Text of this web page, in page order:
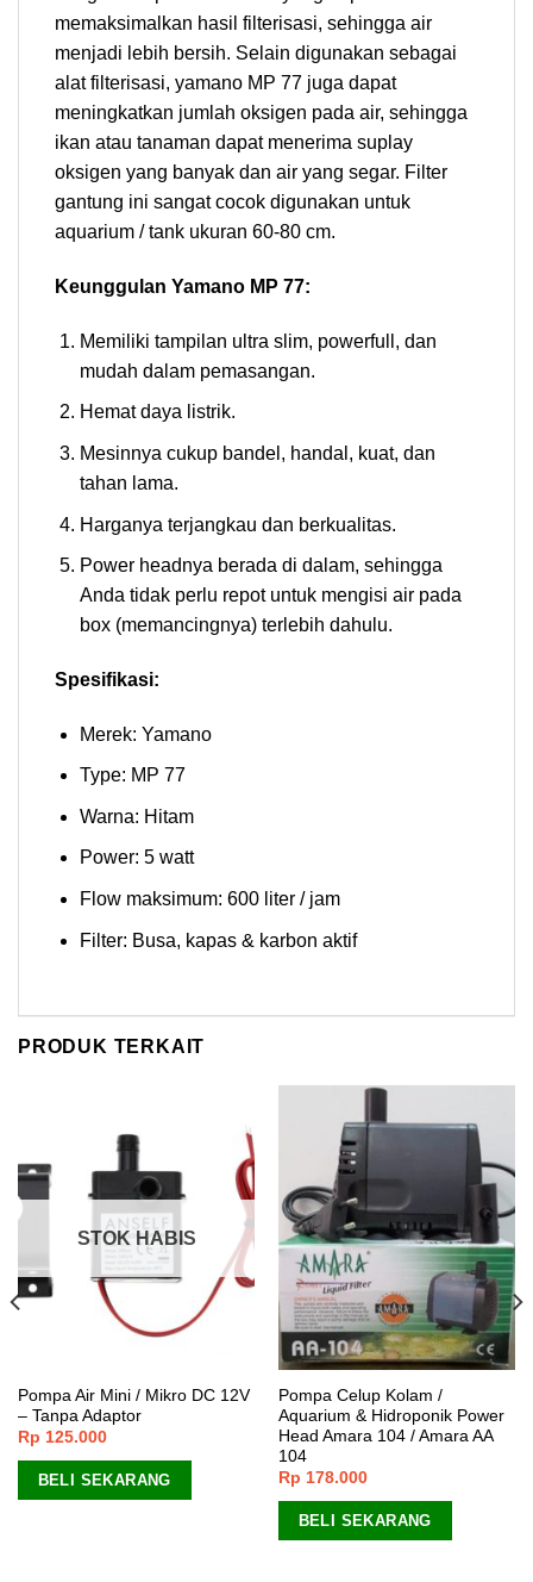
memaksimalkan hasil filterisasi, sehingga air
menjadi lebih bersih. Selain digunakan sebagai
alat filterisasi, yamano MP 77 juga dapat
meningkatkan jumlah oksigen pada air, sehingga
ikan atau tanaman dapat menerima suplay
oksigen yang banyak dan air yang segar. Filter
gantung ini sangat cocok digunakan untuk
aquarium / tank ukuran 60-80 cm.
Keunggulan Yamano MP 77:
Memiliki tampilan ultra slim, powerfull, dan
mudah dalam pemasangan.
Hemat daya listrik.
Mesinnya cukup bandel, handal, kuat, dan
tahan lama.
Harganya terjangkau dan berkualitas.
Power headnya berada di dalam, sehingga
Anda tidak perlu repot untuk mengisi air pada
box (memancingnya) terlebih dahulu.
Spesifikasi:
Merek: Yamano
Type: MP 77
Warna: Hitam
Power: 5 watt
Flow maksimum: 600 liter / jam
Filter: Busa, kapas & karbon aktif
PRODUK TERKAIT
STOK HABIS
Pompa Air Mini / Mikro DC 12V
– Tanpa Adaptor
Rp 125.000
BELI SEKARANG
Pompa Celup Kolam /
Aquarium & Hidroponik Power
Head Amara 104 / Amara AA
104
Rp 178.000
BELI SEKARANG